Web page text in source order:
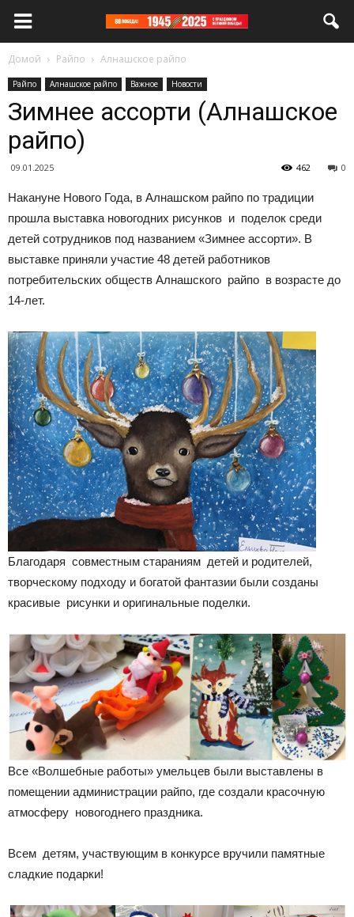
Домой Райпо Алнашское райпо
Райпо Алнашское райпо Важное Новости
Зимнее ассорти (Алнашское
райпо)
09.01.2025 0
462
Накануне Нового Года, в Алнашском райпо по традиции
прошла выставка новогодних рисунков и поделок среди
детей сотрудников под названием «Зимнее ассорти». В
выставке приняли участие 48 детей работников
потребительских обществ Алнашского райпо в возрасте до
14-лет.
Благодаря совместным стараниям детей и родителей,
творческому подходу и богатой фантазии были созданы
красивые рисунки и оригинальные поделки.
Все «Волшебные работы» умельцев были выставлены в
помещении администрации райпо, где создали красочную
атмосферу новогоднего праздника.
Всем детям, участвующим в конкурсе вручили памятные
сладкие подарки!